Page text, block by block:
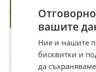
50
98
Не
с.
вашите
Ние и нашите
бисквитки и
да